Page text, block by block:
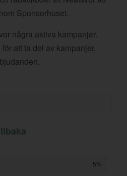
Sponsorhuset.
några aktiva kampanjer.
att ta del av kampanjer,
5%